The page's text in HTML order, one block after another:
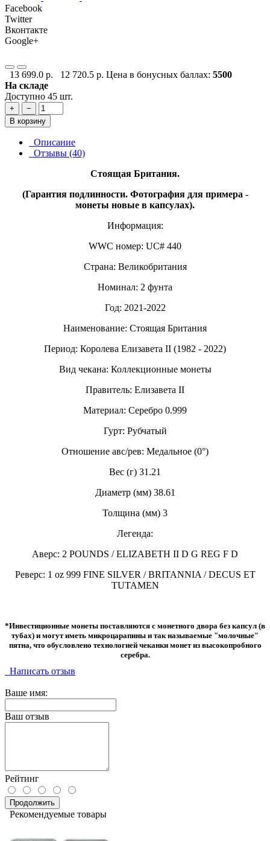
Facebook
Twitter
Вконтакте
Google+
13 699.0 р. 12 720.5 р. Цена в бонусных баллах: 5500
На складе
Доступно 45 шт.
+
−
В корзину
Описание
Отзывы (40)
Стоящая Британия.
(Гарантия подлинности. Фотография для примера -
монеты новые в капсулах).
Информация:
WWC номер: UC# 440
Страна: Великобритания
Номинал: 2 фунта
Год: 2021-2022
Наименование: Стоящая Британия
Период: Королева Елизавета II (1982 - 2022)
Вид чекана: Коллекционные монеты
Правитель: Елизавета II
Материал: Серебро 0.999
Гурт: Рубчатый
Отношение авс/рев: Медальное (0°)
Вес (г) 31.21
Диаметр (мм) 38.61
Толщина (мм) 3
Легенда:
Аверс: 2 POUNDS / ELIZABETH II D G REG F D
Реверс: 1 oz 999 FINE SILVER / BRITANNIA / DECUS ET
TUTAMEN
*Инвестиционные монеты поставляются с монетного двора без капсул (в
тубах) и могут иметь микроцарапины и так называемые "молочные"
пятна, что обусловлено технологией чеканки монет из высокопробного
серебра.
Написать отзыв
Ваше имя:
Ваш отзыв
Рейтинг
Продолжить
Рекомендуемые товары